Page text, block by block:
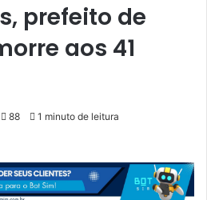
prefeito de
aos 41
88 1 minuto de leitura